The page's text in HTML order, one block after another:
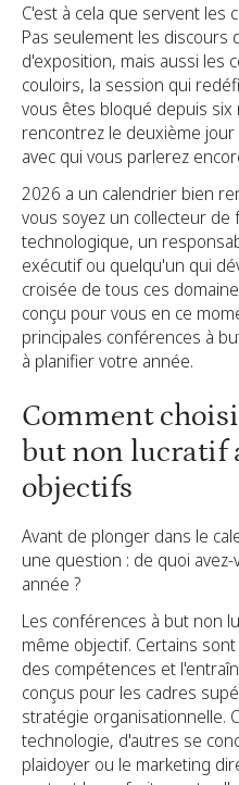
C'est à cela que servent les
Pas seulement les discours
d'exposition, mais aussi les
couloirs, la session qui
vous êtes bloqué depuis six
rencontrez le deuxième
avec qui vous parlerez
2026 a un calendrier bien
vous soyez un collecteur
technologique, un
exécutif ou quelqu'un qui
croisée de tous ces
conçu pour vous en ce
principales conférences à
à planifier votre année.
Comment
but non lucratif
objectifs
Avant de plonger dans le
une question : de quoi
année ?
Les conférences à but non
même objectif. Certains
des compétences et
conçus pour les cadres
stratégie organisationnelle.
technologie, d'autres se
plaidoyer ou le marketing